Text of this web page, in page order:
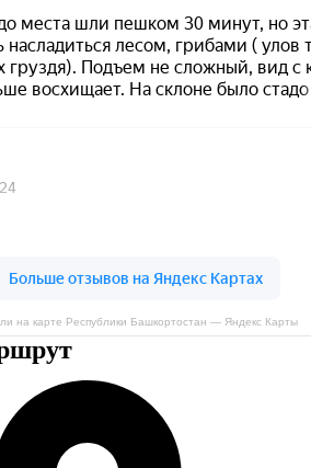
на карте Республики Башкортостан — Яндекс Карты